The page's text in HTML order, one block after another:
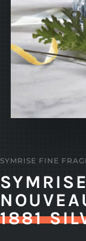
SYMRISE FINE
1881